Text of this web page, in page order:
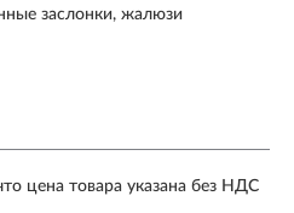
заслонки, жалюзи
цена товара указана без НДС